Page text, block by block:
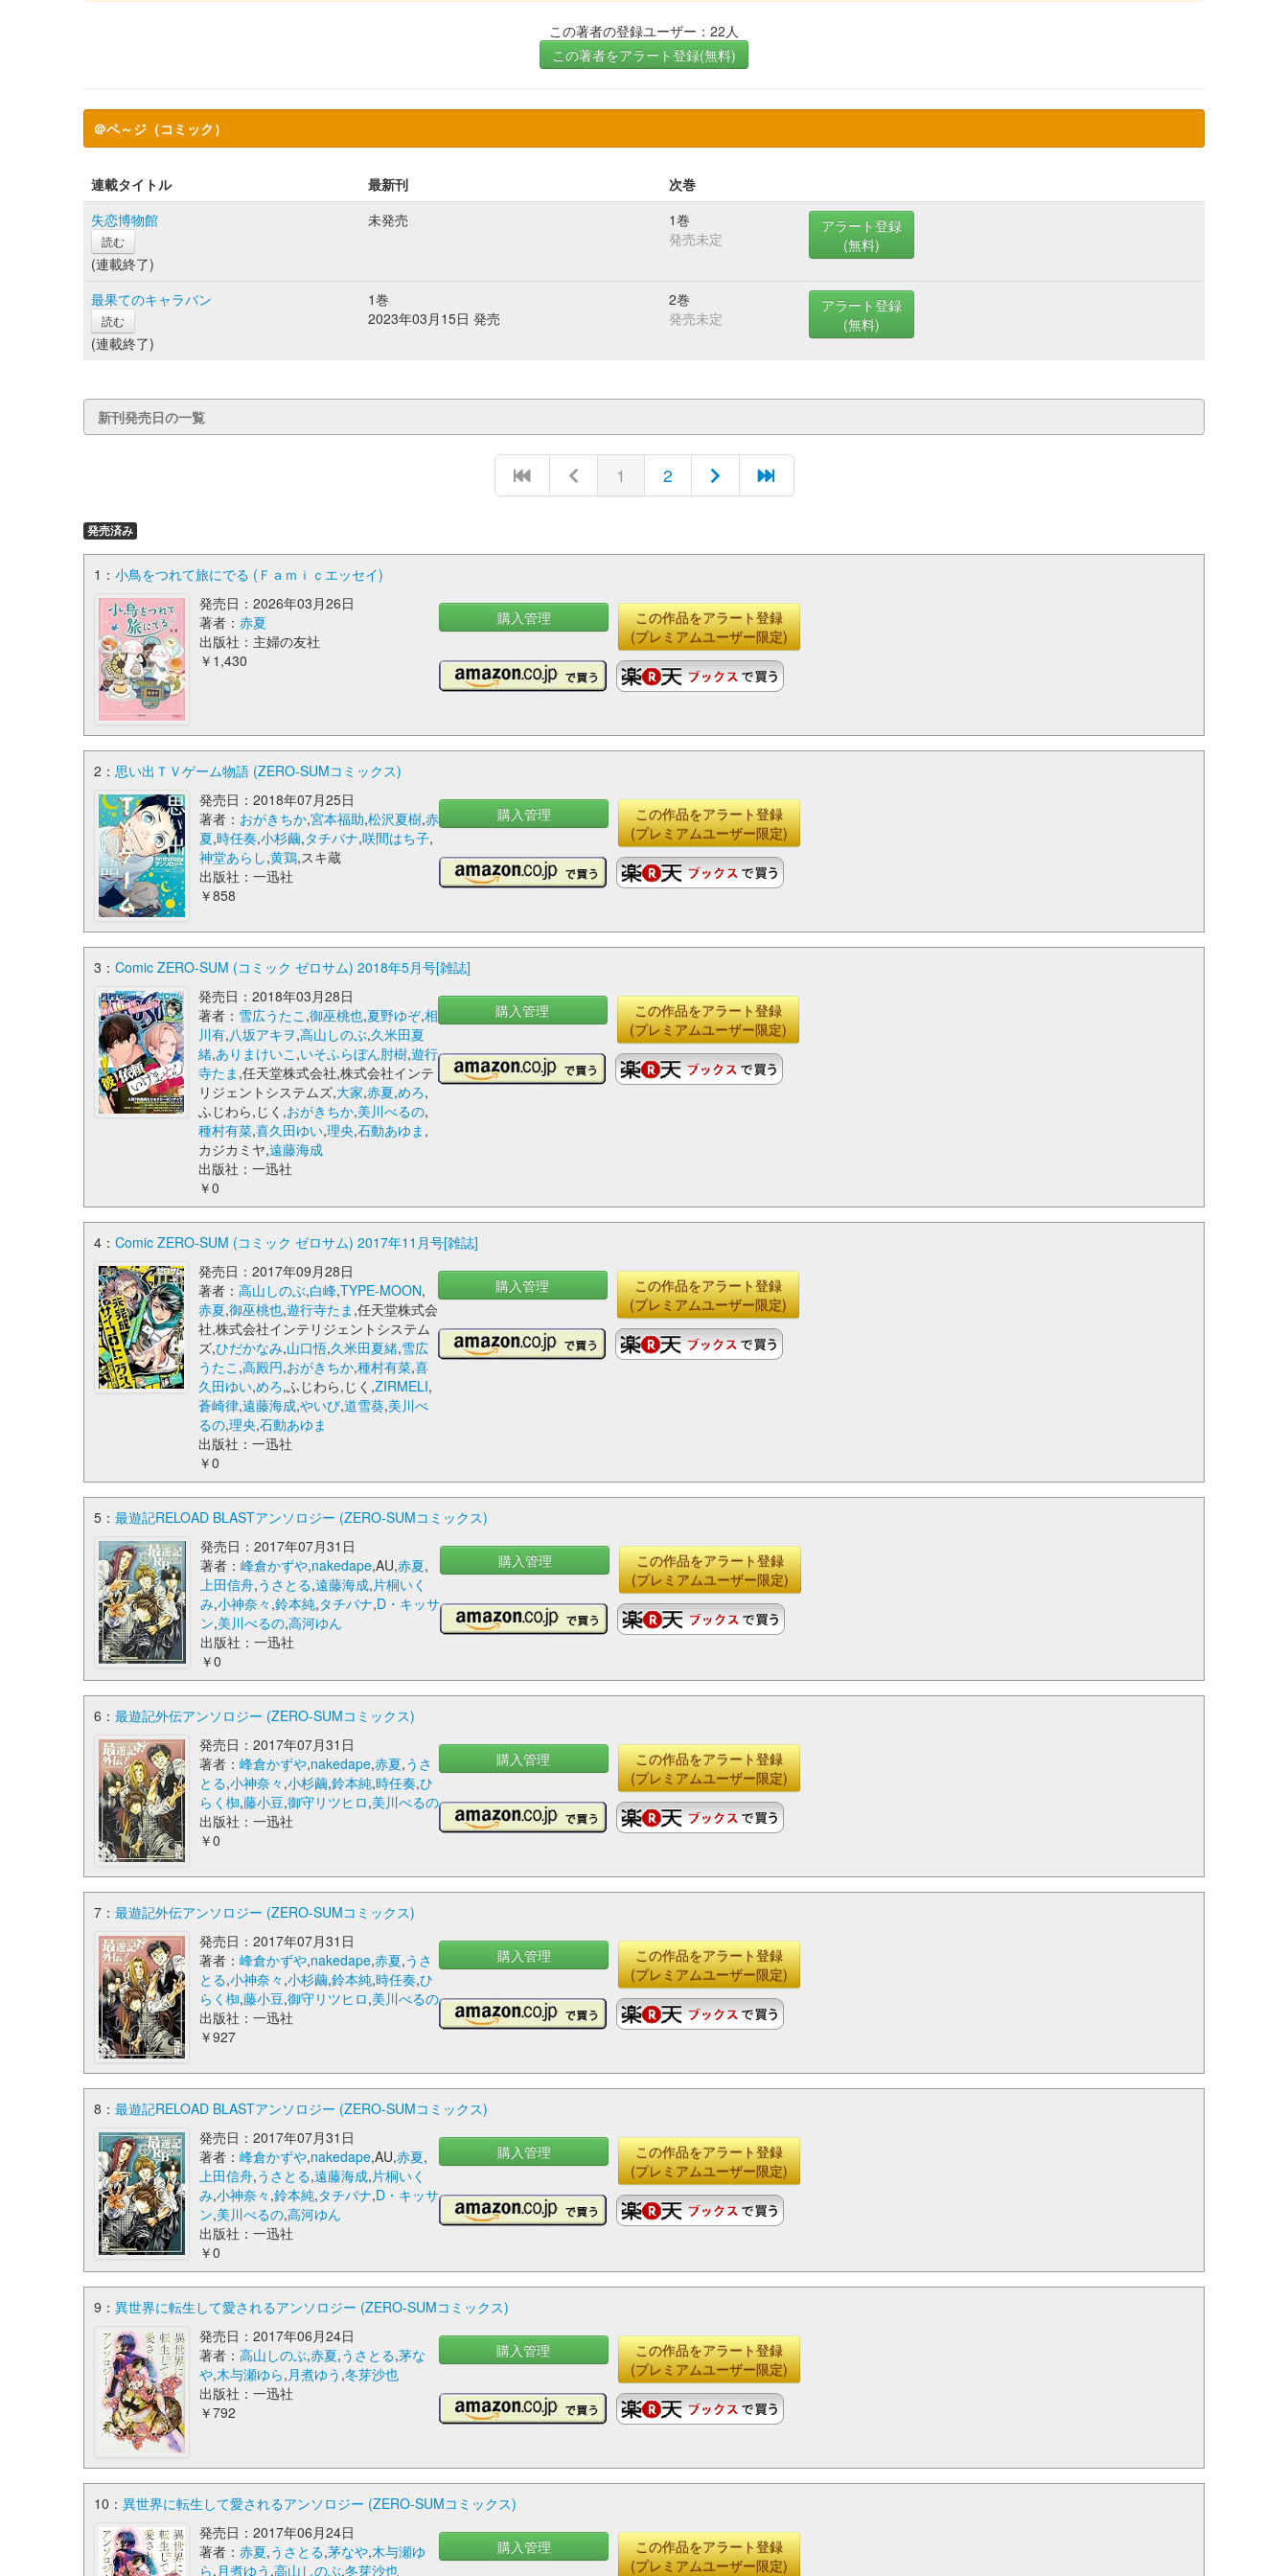
この著者の登録ユーザー：22人
この著者をアラート登録(無料)
＠ペ～ジ（コミック）
連載タイトル 最新刊
次巻
失恋博物館
読む
(連載終了)
未発売
1巻
発売未定
アラート登録
(無料)
最果てのキャラバン
読む
(連載終了)
1巻
2023年03月15日 発売
2巻
発売未定
アラート登録
(無料)
新刊発売日の一覧
1 2
発売済み
1： 小鳥をつれて旅にでる (Ｆａｍｉｃエッセイ)
発売日：2026年03月26日
著者：赤夏
出版社：主婦の友社
￥1,430
購入管理
この作品をアラート登録
(プレミアムユーザー限定)
2： 思い出ＴＶゲーム物語 (ZERO-SUMコミックス)
発売日：2018年07月25日
著者： おがきちか,宮本福助,松沢夏樹,赤
夏,時任奏,小杉繭,タチバナ,咲間はち子,
神堂あらし,黄鶏,スキ蔵
出版社：一迅社
￥858
購入管理
この作品をアラート登録
(プレミアムユーザー限定)
3： Comic ZERO-SUM (コミック ゼロサム) 2018年5月号[雑誌]
発売日：2018年03月28日
著者： 雪広うたこ ,御巫桃也,夏野ゆぞ,相
川有,八坂アキヲ,高山しのぶ,久米田夏
緒,ありまけいこ ,いそふらぼん肘樹,遊行
寺たま ,任天堂株式会社,株式会社インテ
リジェントシステムズ,大家,赤夏,めろ,
ふじわら,じく,おがきちか,美川べるの,
種村有菜,喜久田ゆい,理央,石動あゆま ,
カジカミヤ,遠藤海成
出版社：一迅社
￥0
購入管理
この作品をアラート登録
(プレミアムユーザー限定)
4： Comic ZERO-SUM (コミック ゼロサム) 2017年11月号[雑誌]
発売日：2017年09月28日
著者： 高山しのぶ,白峰,TYPE-MOON,
赤夏,御巫桃也,遊行寺たま ,任天堂株式会
社,株式会社インテリジェントシステム
ズ,ひだかなみ,山口悟,久米田夏緒,雪広
うたこ ,高殿円,おがきちか,種村有菜,喜
久田ゆい,めろ,ふじわら,じく,ZIRMELI,
蒼崎律,遠藤海成,やいび,道雪葵,美川べ
るの,理央,石動あゆま
出版社：一迅社
￥0
購入管理
この作品をアラート登録
(プレミアムユーザー限定)
5： 最遊記RELOAD BLASTアンソロジー (ZERO-SUMコミックス)
発売日：2017年07月31日
著者：峰倉かずや,nakedape,AU,赤夏,
上田信舟,うさとる,遠藤海成,片桐いく
み,小神奈々 ,鈴本純,タチバナ,D・キッサ
ン,美川べるの,高河ゆん
出版社：一迅社
￥0
購入管理
この作品をアラート登録
(プレミアムユーザー限定)
6： 最遊記外伝アンソロジー (ZERO-SUMコミックス)
発売日：2017年07月31日
著者： 峰倉かずや,nakedape,赤夏,うさ
とる,小神奈々 ,小杉繭,鈴本純,時任奏,ひ
らく椥,藤小豆,御守リツヒロ,美川べるの
出版社：一迅社
￥0
購入管理
この作品をアラート登録
(プレミアムユーザー限定)
7： 最遊記外伝アンソロジー (ZERO-SUMコミックス)
発売日：2017年07月31日
著者：峰倉かずや,nakedape,赤夏,うさ
とる,小神奈々 ,小杉繭,鈴本純,時任奏,ひ
らく椥,藤小豆,御守リツヒロ,美川べるの
出版社：一迅社
￥927
購入管理
この作品をアラート登録
(プレミアムユーザー限定)
8： 最遊記RELOAD BLASTアンソロジー (ZERO-SUMコミックス)
発売日：2017年07月31日
著者：峰倉かずや,nakedape,AU,赤夏,
上田信舟,うさとる,遠藤海成,片桐いく
み,小神奈々 ,鈴本純,タチバナ,D・キッサ
ン,美川べるの,高河ゆん
出版社：一迅社
￥0
購入管理
この作品をアラート登録
(プレミアムユーザー限定)
9： 異世界に転生して愛されるアンソロジー (ZERO-SUMコミックス)
発売日：2017年06月24日
著者： 高山しのぶ,赤夏,うさとる,茅な
や,木与瀬ゆら,月煮ゆう ,冬芽沙也
出版社：一迅社
￥792
購入管理
この作品をアラート登録
(プレミアムユーザー限定)
10： 異世界に転生して愛されるアンソロジー (ZERO-SUMコミックス)
発売日：2017年06月24日
著者：赤夏,うさとる,茅なや,木与瀬ゆ
ら,月煮ゆう ,高山しのぶ,冬芽沙也
購入管理
この作品をアラート登録
(プレミアムユーザー限定)